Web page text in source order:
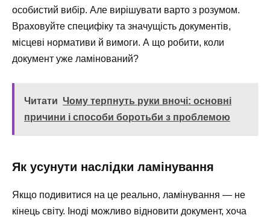
особистий вибір. Але вирішувати варто з розумом.
Враховуйте специфіку та значущість документів,
місцеві нормативи й вимоги. А що робити, коли
документ уже ламінований?
Читати Чому терпнуть руки вночі: основні
причини і способи боротьби з проблемою
Як усунути наслідки ламінування
Якщо подивитися на це реально, ламінування — не
кінець світу. Іноді можливо відновити документ, хоча